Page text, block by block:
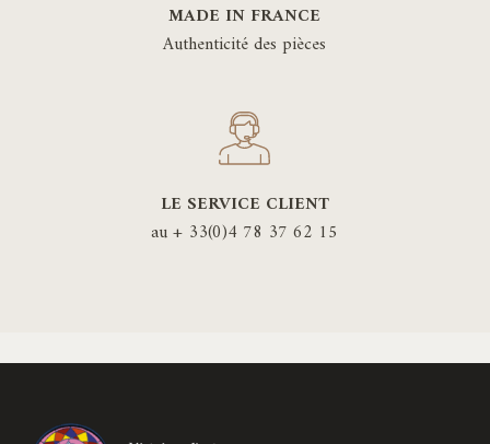
MADE IN FRANCE
Authenticité des pièces
LE SERVICE CLIENT
au + 33(0)4 78 37 62 15